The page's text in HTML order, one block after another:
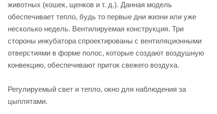
животных (кошек, щенков и т. д.). Данная модель
обеспечивает тепло, будь то первые дни жизни или уже
несколько недель. Вентилируемая конструкция. Три
стороны инкубатора спроектированы с вентиляционными
отверстиями в форме полос, которые создают воздушную
конвекцию, обеспечивают приток свежего воздуха.
Регулируемый свет и тепло, окно для наблюдения за
цыплятами.